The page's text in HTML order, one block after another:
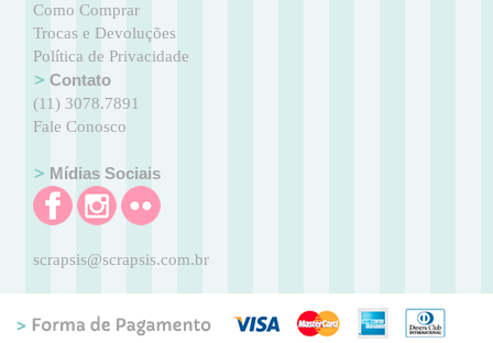
Como Comprar
Trocas e Devoluções
Política de Privacidade
Contato
(11) 3078.7891
Fale Conosco
Mídias Sociais
scrapsis@scrapsis.com.br